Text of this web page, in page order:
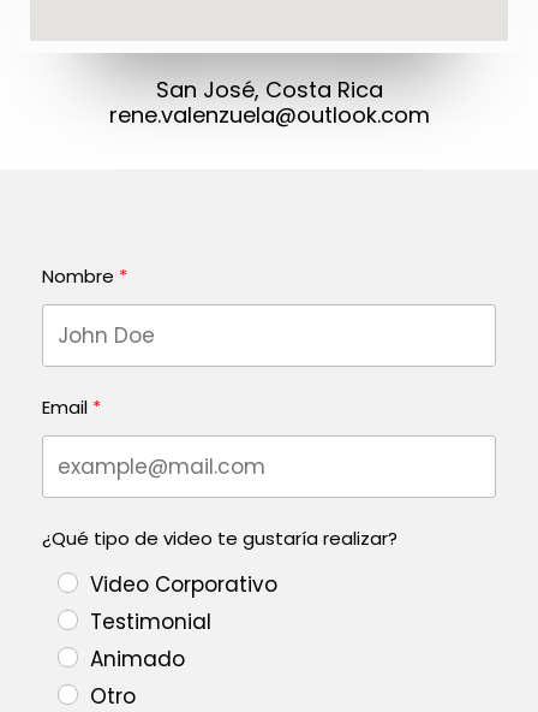
San José, Costa Rica
rene.valenzuela@outlook.com
Nombre
Email
¿Qué tipo de video te gustaría realizar?
Video Corporativo
Testimonial
Animado
Otro